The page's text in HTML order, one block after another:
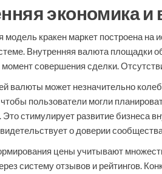
экономика
модель кракен маркет построена на
Внутренняя валюта площадки
совершения сделки.
валюты может незначительно
пользователи могли
стимулирует развитие бизнеса
о доверии
цены учитывают
систему отзывов и рейтингов.